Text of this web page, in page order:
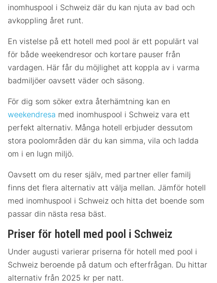
inomhuspool i Schweiz där du kan njuta av bad och
avkoppling året runt.
En vistelse på ett hotell med pool är ett populärt val
för både weekendresor och kortare pauser från
vardagen. Här får du möjlighet att koppla av i varma
badmiljöer oavsett väder och säsong.
För dig som söker extra återhämtning kan en
weekendresa med inomhuspool i Schweiz vara ett
perfekt alternativ. Många hotell erbjuder dessutom
stora poolområden där du kan simma, vila och ladda
om i en lugn miljö.
Oavsett om du reser själv, med partner eller familj
finns det flera alternativ att välja mellan. Jämför hotell
med inomhuspool i Schweiz och hitta det boende som
passar din nästa resa bäst.
Priser för hotell med pool i Schweiz
Under augusti varierar priserna för hotell med pool i
Schweiz beroende på datum och efterfrågan. Du hittar
alternativ från 2025 kr per natt.